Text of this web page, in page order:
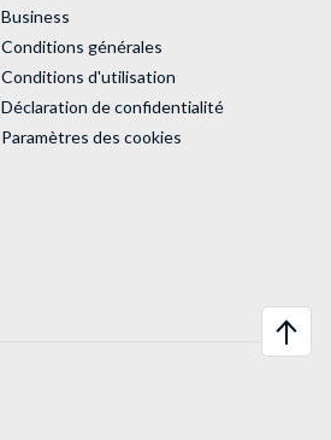
Business
Conditions générales
Conditions d'utilisation
Déclaration de confidentialité
Paramètres des cookies